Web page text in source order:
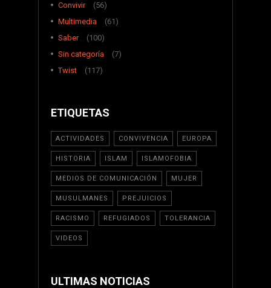
Convivir
(56)
Multimedia
(61)
Saber
(100)
Sin categoría
(7)
Twist
(117)
ETIQUETAS
ACTIVIDADES CONVIVENCIA EUROPA
HISTORIA ISLAM ISLAMOFOBIA
MEDIOS DE COMUNICACIÓN MUJER
MUSULMANES PREJUICIOS
RACISMO REFUGIADOS TOLERANCIA
VIDEOS
ULTIMAS NOTICIAS